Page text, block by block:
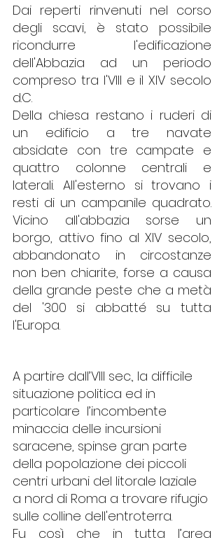
Dai reperti rinvenuti nel corso
degli scavi, è stato possibile
ricondurre  l'edificazione
dell'Abbazia ad un periodo
compreso tra l'VIII e il XIV secolo
d.C.
Della chiesa restano i ruderi di
un edificio a tre navate
absidate con tre campate e
quattro colonne centrali e
laterali. All'esterno si trovano i
resti di un campanile quadrato.
Vicino all'abbazia sorse un
borgo, attivo fino al XIV secolo,
abbandonato in circostanze
non ben chiarite, forse a causa
della grande peste che a metà
del '300 si abbatté su tutta
l'Europa.
A partire dall’VIII sec., la difficile
situazione politica ed in
particolare  l’incombente
minaccia delle incursioni
saracene, spinse gran parte
della popolazione dei piccoli
centri urbani del litorale laziale
a nord di Roma a trovare rifugio
sulle colline dell'entroterra.
Fu così che in tutta l’area